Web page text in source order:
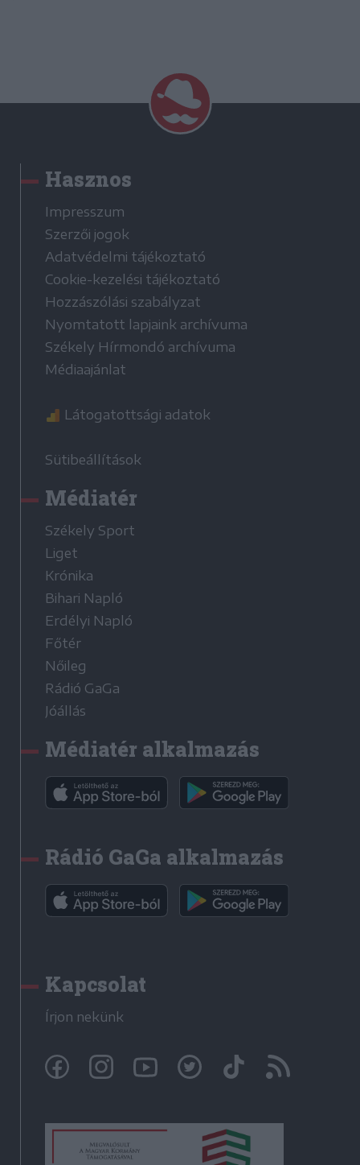
Hasznos
Impresszum
Szerzői jogok
Adatvédelmi tájékoztató
Cookie-kezelési tájékoztató
Hozzászólási szabályzat
Nyomtatott lapjaink archívuma
Székely Hírmondó archívuma
Médiaajánlat
Látogatottsági adatok
Sütibeállítások
Médiatér
Székely Sport
Liget
Krónika
Bihari Napló
Erdélyi Napló
Főtér
Nőileg
Rádió GaGa
Jóállás
Médiatér alkalmazás
Rádió GaGa alkalmazás
Kapcsolat
Írjon nekünk